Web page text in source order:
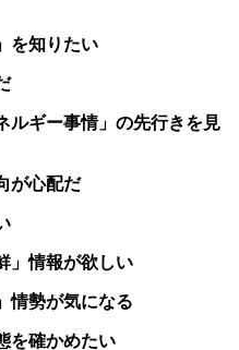
を知りたい
ルギー事情」の先行きを見
が心配だ
」情報が欲しい
情勢が気になる
を確かめたい